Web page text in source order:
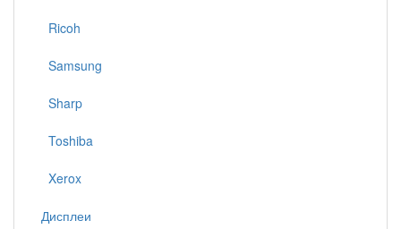
Ricoh
Samsung
Sharp
Toshiba
Xerox
Дисплеи